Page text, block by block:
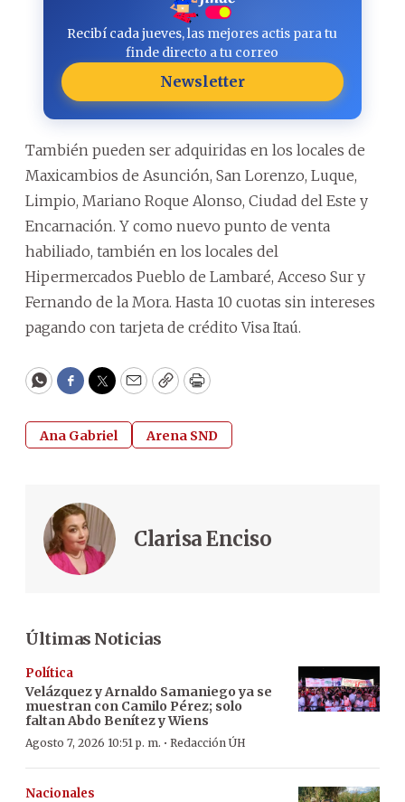
Recibí cada jueves, las mejores actis para tu
finde directo a tu correo
Newsletter
También pueden ser adquiridas en los locales de
Maxicambios de Asunción, San Lorenzo, Luque,
Limpio, Mariano Roque Alonso, Ciudad del Este y
Encarnación. Y como nuevo punto de venta
habiliado, también en los locales del
Hipermercados Pueblo de Lambaré, Acceso Sur y
Fernando de la Mora. Hasta 10 cuotas sin intereses
pagando con tarjeta de crédito Visa Itaú.
WhatsApp
Facebook
Twitter
EmailCopyPrint
Ana Gabriel Arena SND
Clarisa Enciso
Últimas Noticias
Política
Velázquez y Arnaldo Samaniego ya se
muestran con Camilo Pérez; solo
faltan Abdo Benítez y Wiens
Agosto 7, 2026 10:51 p. m. · Redacción ÚH
Nacionales